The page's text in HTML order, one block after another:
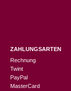
ZAHLUNGSARTEN
Rechnung
Twint
PayPal
MasterCard